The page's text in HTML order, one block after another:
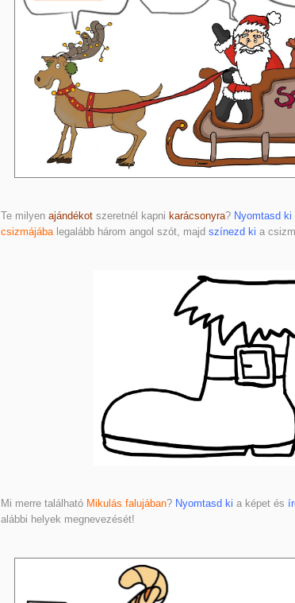
Te milyen ajándékotszeretnél kapni karácsonyra? Nyomtasd ki
csizmájába legalább három angol szót, majd színezd ki a
Mi merre található Mikulás falujában? Nyomtasd ki a képet és
alábbi helyek megnevezését!